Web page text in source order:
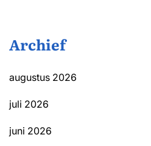
Archief
augustus 2026
juli 2026
juni 2026